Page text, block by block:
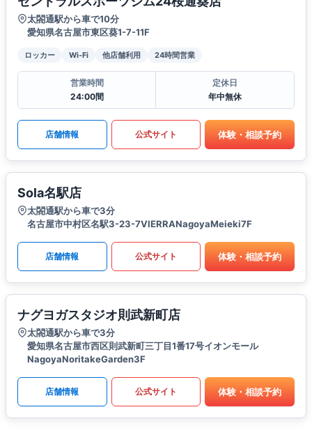
太閤通駅から車で10分
愛知県名古屋市東区葵1-7-11F
ロッカー Wi-Fi 他店舗利用 24時間営業
営業時間
24:00間
定休日
年中無休
店舗情報 公式サイト 体験・相談予約
Sola名駅店
太閤通駅から車で3分
名古屋市中村区名駅3-23-7VIERRANagoyaMeieki7F
店舗情報 公式サイト 体験・相談予約
ナグヨガスタジオ則武新町店
太閤通駅から車で3分
愛知県名古屋市西区則武新町三丁目1番17号イオンモール
NagoyaNoritakeGarden3F
店舗情報 公式サイト 体験・相談予約